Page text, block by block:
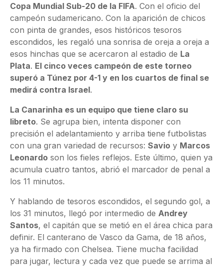
Copa Mundial Sub-20 de la FIFA. Con el oficio del
campeón sudamericano. Con la aparición de chicos
con pinta de grandes, esos históricos tesoros
escondidos, les regaló una sonrisa de oreja a oreja a
esos hinchas que se acercaron al estadio de La
Plata. El cinco veces campeón de este torneo
superó a Túnez por 4-1 y en los cuartos de final se
medirá contra Israel.
La Canarinha es un equipo que tiene claro su
libreto. Se agrupa bien, intenta disponer con
precisión el adelantamiento y arriba tiene futbolistas
con una gran variedad de recursos: Savio y Marcos
Leonardo son los fieles reflejos. Este último, quien ya
acumula cuatro tantos, abrió el marcador de penal a
los 11 minutos.
Y hablando de tesoros escondidos, el segundo gol, a
los 31 minutos, llegó por intermedio de Andrey
Santos, el capitán que se metió en el área chica para
definir. El canterano de Vasco da Gama, de 18 años,
ya ha firmado con Chelsea. Tiene mucha facilidad
para jugar, lectura y cada vez que puede se arrima al